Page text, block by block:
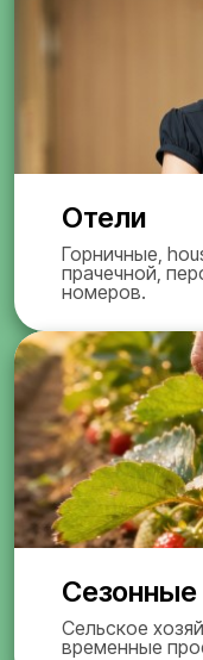
Отели
Горничные,
прачечной,
номеров.
Сельское
временные